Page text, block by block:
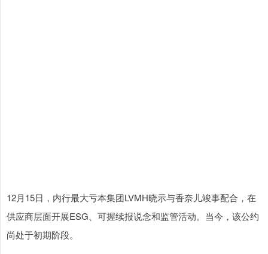
12月15日，内行最大亏本集团LVMH晓示与香奈儿竣事配合，在
供应商层面开展ESG、可握续报说念和监管活动。当今，该公约
尚处于初期阶段。